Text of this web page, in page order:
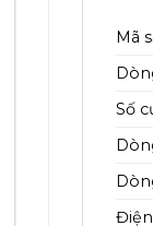
Mã
Số